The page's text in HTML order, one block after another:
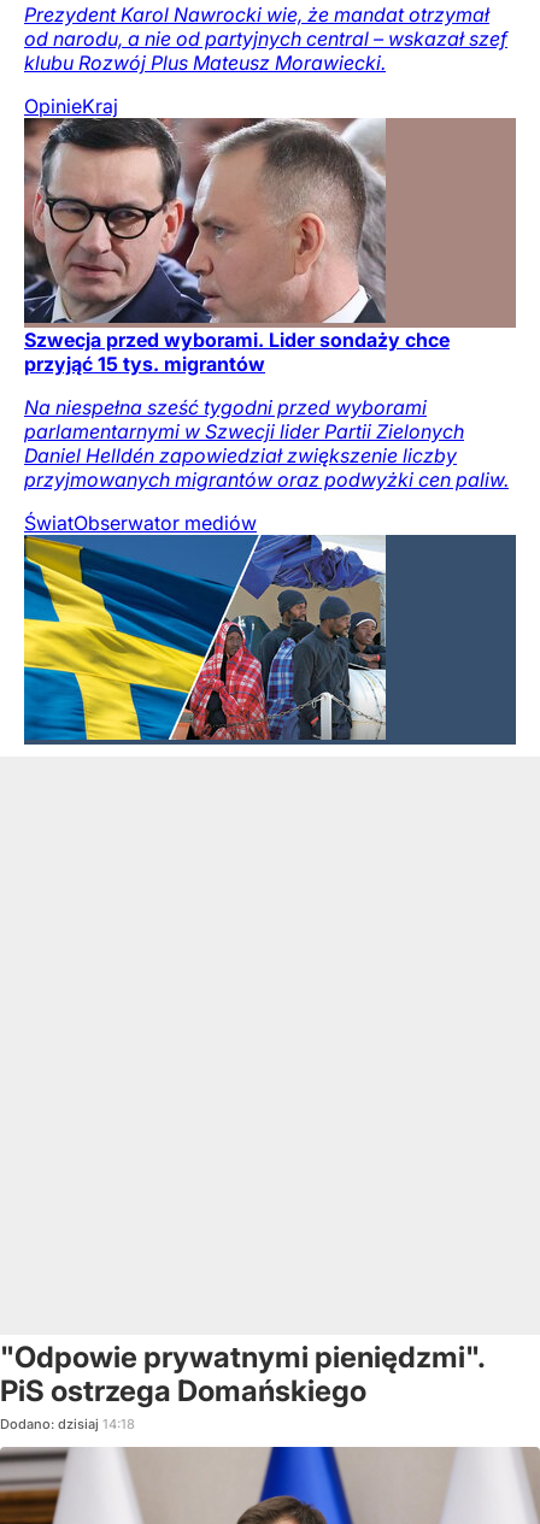
Prezydent Karol Nawrocki wie, że mandat otrzymał
od narodu, a nie od partyjnych central – wskazał szef
klubu Rozwój Plus Mateusz Morawiecki.
OpinieKraj
Szwecja przed wyborami. Lider sondaży chce
przyjąć 15 tys. migrantów
Na niespełna sześć tygodni przed wyborami
parlamentarnymi w Szwecji lider Partii Zielonych
Daniel Helldén zapowiedział zwiększenie liczby
przyjmowanych migrantów oraz podwyżki cen paliw.
ŚwiatObserwator mediów
"Odpowie prywatnymi pieniędzmi".
PiS ostrzega Domańskiego
Dodano: dzisiaj 14:18